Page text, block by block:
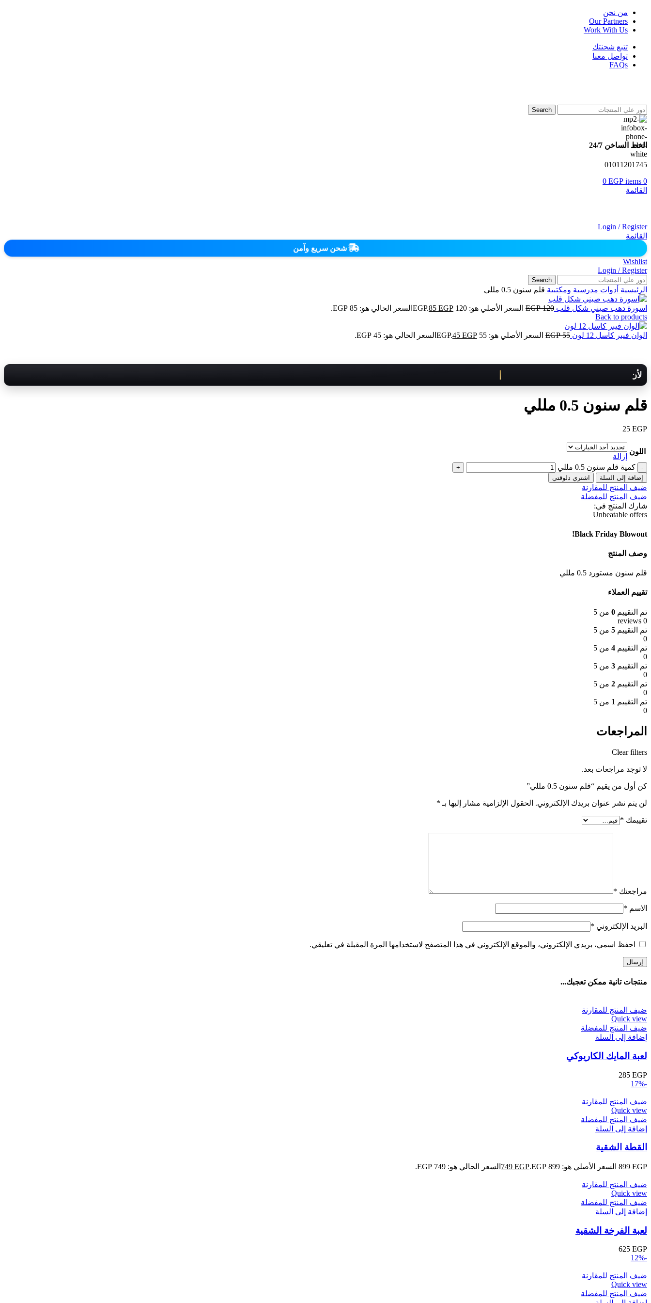
من نحن
Our Partners
Work With Us
تتبع شحنتك
تواصل معنا
FAQs
Search
الخط الساخن 24/7
01011201745
0
items
0 EGP
القائمة
Login / Register
القائمة
شحن سريع وآمن
Wishlist
Login / Register
Search
الرئيسية أدوات مدرسية ومكتبية قلم سنون 0.5 مللي
اسورة دهب صيني شكل قلب 120
EGP السعر الأصلي هو: 120 EGP. 85 EGP
السعر الحالي هو: 85 EGP.
Back to products
الوان فيبر كاسل 12 لون 55
EGP السعر الأصلي هو: 55 EGP. 45 EGP السعر الحالي هو: 45 EGP.
لأن كل لحظة مهمة .. هنوصلك بسرعة!
قلم سنون 0.5 مللي
25 EGP
اللون
إزالة
كمية قلم سنون 0.5 مللي
إضافة إلى السلة اشتري دلوقتي
ضيف المنتج للمقارنة
ضيف المنتج للمفضلة
شارك المنتج في:
Unbeatable offers
Black Friday Blowout!
وصف المنتج
قلم سنون مستورد 0.5 مللي
تقييم العملاء
تم التقييم 0 من 5
0 reviews
تم التقييم 5 من 5
0
تم التقييم 4 من 5
0
تم التقييم 3 من 5
0
تم التقييم 2 من 5
0
تم التقييم 1 من 5
0
المراجعات
Clear filters
لا توجد مراجعات بعد.
كن أول من يقيم “قلم سنون 0.5 مللي”
لن يتم نشر عنوان بريدك الإلكتروني. الحقول الإلزامية مشار إليها بـ *
تقييمك *
مراجعتك *
الاسم *
البريد الإلكتروني *
احفظ اسمي، بريدي الإلكتروني، والموقع الإلكتروني في هذا المتصفح لاستخدامها المرة المقبلة في تعليقي.
منتجات تانية ممكن تعجبك...
ضيف المنتج للمقارنة
Quick view
ضيف المنتج للمفضلة
إضافة إلى السلة
لعبة المايك الكاريوكي
285 EGP
-17%
ضيف المنتج للمقارنة
Quick view
ضيف المنتج للمفضلة
إضافة إلى السلة
القطة الشقية
899EGP السعر الأصلي هو: 899 EGP. 749 EGP السعر الحالي هو: 749 EGP.
ضيف المنتج للمقارنة
Quick view
ضيف المنتج للمفضلة
إضافة إلى السلة
لعبة الفرخة الشقية
625 EGP
-12%
ضيف المنتج للمقارنة
Quick view
ضيف المنتج للمفضلة